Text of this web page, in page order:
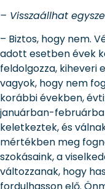
– Visszaállhat
– Biztos, hogy nem.
adott esetben évek
feldolgozza, kiheveri
vagyok, hogy nem
korábbi években,
januárban-
keletkeztek, és
mértékben meg
szokásaink, a
változzanak, hogy